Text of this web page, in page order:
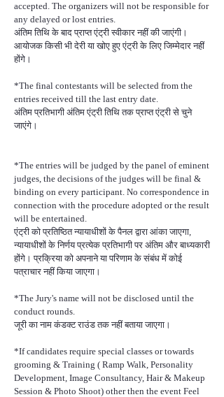
accepted. The organizers will not be responsible for
any delayed or lost entries.
अंतिम तिथि के बाद प्राप्त एंट्री स्वीकार नहीं की जाएंगी।
आयोजक किसी भी देरी या खोए हुए एंट्री के लिए जिम्मेदार नहीं
होंगे।
*The final contestants will be selected from the
entries received till the last entry date.
अंतिम प्रतिभागी अंतिम एंट्री तिथि तक प्राप्त एंट्री से चुने
जाएंगे।
*The entries will be judged by the panel of eminent
judges, the decisions of the judges will be final &
binding on every participant. No correspondence in
connection with the procedure adopted or the result
will be entertained.
एंट्री को प्रतिष्ठित न्यायाधीशों के पैनल द्वारा आंका जाएगा,
न्यायाधीशों के निर्णय प्रत्येक प्रतिभागी पर अंतिम और बाध्यकारी
होंगे। प्रक्रिया को अपनाने या परिणाम के संबंध में कोई
पत्राचार नहीं किया जाएगा।
*The Jury's name will not be disclosed until the
conduct rounds.
जूरी का नाम कंडक्ट राउंड तक नहीं बताया जाएगा।
*If candidates require special classes or towards
grooming & Training ( Ramp Walk, Personality
Development, Image Consultancy, Hair & Makeup
Session & Photo Shoot) other then the event Feel